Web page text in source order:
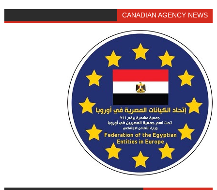
CANADIAN AGENCY NEWS